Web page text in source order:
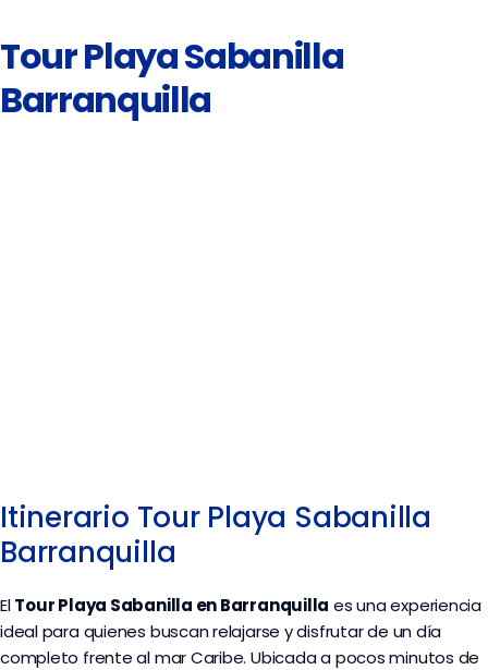
Tour Playa Sabanilla
Barranquilla
Itinerario Tour Playa Sabanilla
Barranquilla
El Tour Playa Sabanilla en Barranquilla es una experiencia
ideal para quienes buscan relajarse y disfrutar de un día
completo frente al mar Caribe. Ubicada a pocos minutos de